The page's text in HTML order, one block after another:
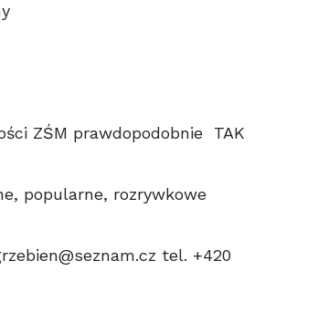
ZŚM prawdopodobnie TAK
rozrywkowe
tel. +420